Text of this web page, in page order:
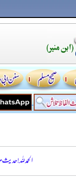
الحمدللہ!